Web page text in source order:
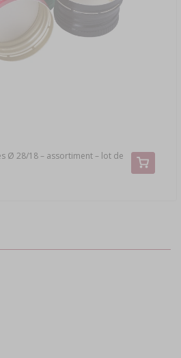
Ø 28/18 – assortiment – lot de